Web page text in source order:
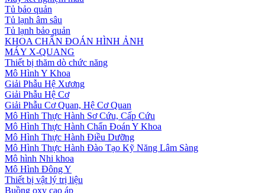
Tủ bảo quản
Tủ lạnh âm sâu
Tủ lạnh bảo quản
KHOA CHẨN ĐOÁN HÌNH ẢNH
MÁY X-QUANG
Thiết bị thăm dò chức năng
Mô Hình Y Khoa
Giải Phẫu Hệ Xương
Giải Phẫu Hệ Cơ
Giải Phẫu Cơ Quan, Hệ Cơ Quan
Mô Hình Thực Hành Sơ Cứu, Cấp Cứu
Mô Hình Thực Hành Chẩn Đoán Y Khoa
Mô Hình Thực Hành Điều Dưỡng
Mô Hình Thực Hành Đào Tạo Kỹ Năng Lâm Sàng
Mô hình Nhi khoa
Mô Hình Đông Y
Thiết bị vật lý trị liệu
Buồng oxy cao áp